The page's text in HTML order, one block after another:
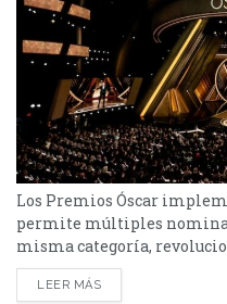
Los Premios Óscar
permite múltiples
misma categoría,
estrategia de los estudios.
introducir una
LEER MÁS